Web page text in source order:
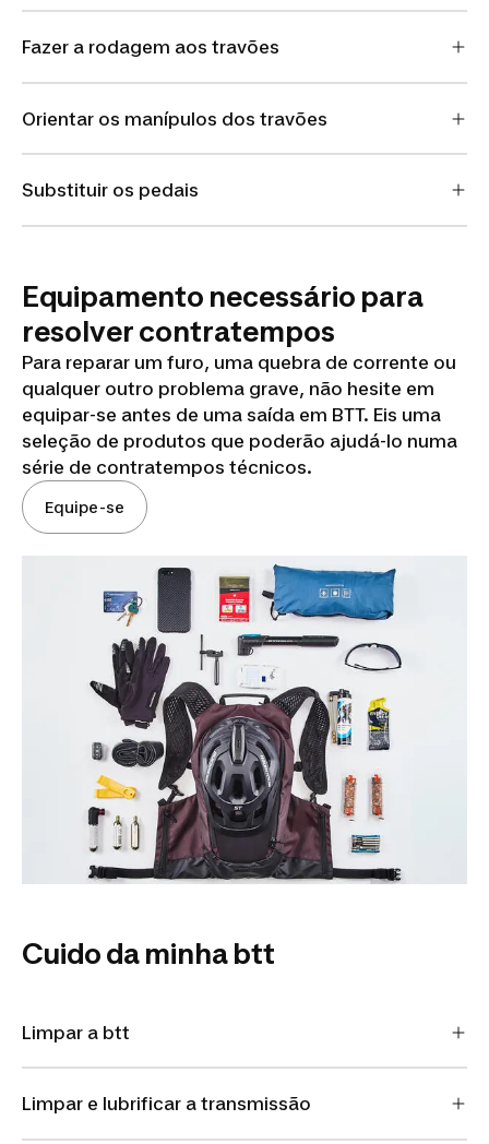
Fazer a rodagem aos travões
Orientar os manípulos dos travões
Substituir os pedais
Equipamento necessário para
resolver contratempos
Para reparar um furo, uma quebra de corrente ou
qualquer outro problema grave, não hesite em
equipar-se antes de uma saída em BTT. Eis uma
seleção de produtos que poderão ajudá-lo numa
série de contratempos técnicos.
Equipe-se
Cuido da minha btt
Limpar a btt
Limpar e lubrificar a transmissão